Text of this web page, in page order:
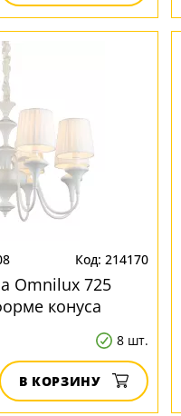
214170
Omnilux 725
конуса
8 шт.
В КОРЗИНУ